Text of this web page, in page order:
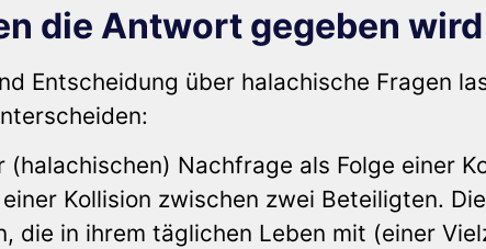
die Antwort gegeben wird
Entscheidung über halachische Fragen
(halachischen) Nachfrage als Folge einer
Kollision zwischen zwei Beteiligten.
die in ihrem täglichen Leben mit (einer